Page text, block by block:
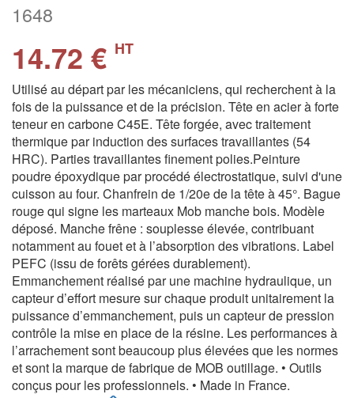
1648
14.72 € HT
Utilisé au départ par les mécaniciens, qui recherchent à la
fois de la puissance et de la précision. Tête en acier à forte
teneur en carbone C45E. Tête forgée, avec traitement
thermique par induction des surfaces travaillantes (54
HRC). Parties travaillantes finement polies.Peinture
poudre époxydique par procédé électrostatique, suivi d'une
cuisson au four. Chanfrein de 1/20e de la tête à 45°. Bague
rouge qui signe les marteaux Mob manche bois. Modèle
déposé. Manche frêne : souplesse élevée, contribuant
notamment au fouet et à l’absorption des vibrations. Label
PEFC (issu de forêts gérées durablement).
Emmanchement réalisé par une machine hydraulique, un
capteur d’effort mesure sur chaque produit unitairement la
puissance d’emmanchement, puis un capteur de pression
contrôle la mise en place de la résine. Les performances à
l’arrachement sont beaucoup plus élevées que les normes
et sont la marque de fabrique de MOB outillage. • Outils
conçus pour les professionnels. • Made in France.